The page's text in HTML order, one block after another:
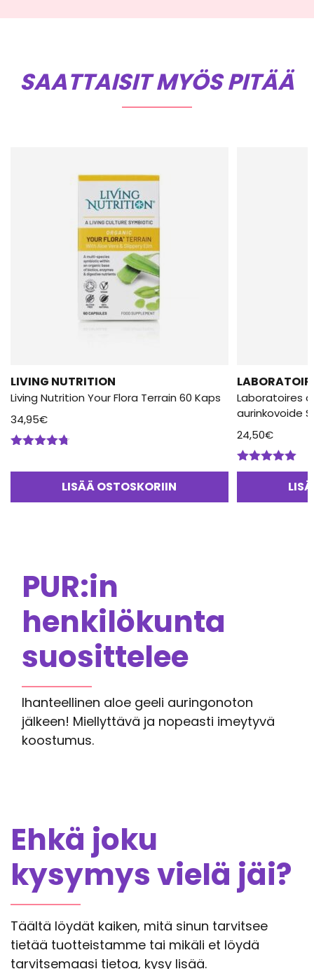
SAATTAISIT MYÖS PITÄÄ
LIVING NUTRITION
Living Nutrition Your Flora Terrain 60 Kaps
34,95€
LISÄÄ OSTOSKORIIN
Laboratoires
aurinkovoide
24,50€
Arvostelu
PUR:in
henkilökunta
suosittelee
Ihanteellinen aloe geeli auringonoton
jälkeen! Miellyttävä ja nopeasti imeytyvä
koostumus.
Ehkä joku
kysymys vielä jäi?
Täältä löydät kaiken, mitä sinun tarvitsee
tietää tuotteistamme tai mikäli et löydä
tarvitsemaasi tietoa, kysy lisää.